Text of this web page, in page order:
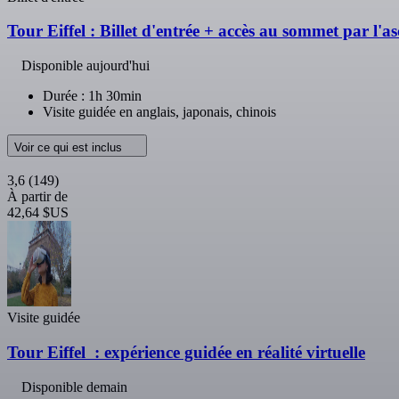
Tour Eiffel : Billet d'entrée + accès au sommet par
Disponible aujourd'hui
Durée : 1h 30min
Visite guidée en anglais, japonais, chinois
Voir ce qui est inclus
3,6 (149)
À partir de
42,64 $US
Visite guidée
Tour Eiffel : expérience guidée en réalité virtuelle
Disponible demain